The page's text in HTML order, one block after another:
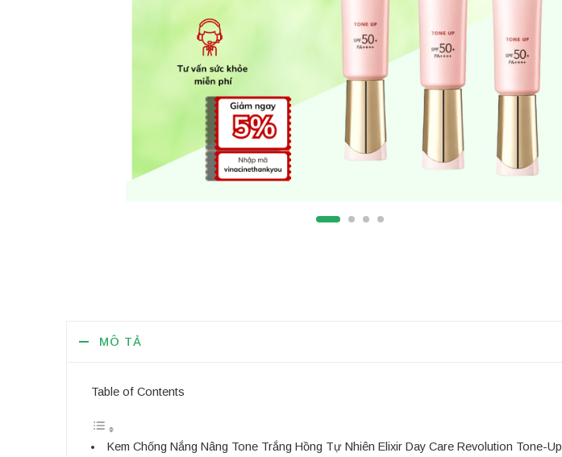
MÔ TẢ
Table of Contents
Kem Chống Nắng Nâng Tone Trắng Hồng Tự Nhiên Elixir Day Care Revolution Tone-Up